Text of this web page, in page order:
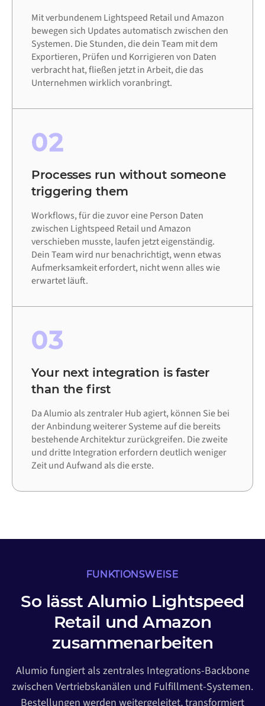
Mit verbundenem Lightspeed Retail und Amazon
bewegen sich Updates automatisch zwischen den
Systemen. Die Stunden, die dein Team mit dem
Exportieren, Prüfen und Korrigieren von Daten
verbracht hat, fließen jetzt in Arbeit, die das
Unternehmen wirklich voranbringt.
02
Processes run without someone
triggering them
Workflows, für die zuvor eine Person Daten
zwischen Lightspeed Retail und Amazon
verschieben musste, laufen jetzt eigenständig.
Dein Team wird nur benachrichtigt, wenn etwas
Aufmerksamkeit erfordert, nicht wenn alles wie
erwartet läuft.
03
Your next integration is faster
than the first
Da Alumio als zentraler Hub agiert, können Sie bei
der Anbindung weiterer Systeme auf die bereits
bestehende Architektur zurückgreifen. Die zweite
und dritte Integration erfordern deutlich weniger
Zeit und Aufwand als die erste.
FUNKTIONSWEISE
So lässt Alumio Lightspeed
Retail und Amazon
zusammenarbeiten
Alumio fungiert als zentrales Integrations-Backbone
zwischen Vertriebskanälen und Fulfillment-Systemen.
Bestellungen werden weitergeleitet, transformiert